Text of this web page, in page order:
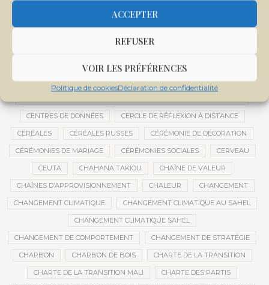
ACCEPTER
REFUSER
VOIR LES PRÉFÉRENCES
Politique de cookiesDéclaration de confidentialité
CENTRALE SOLAIRE DE SANANKOROBA
CENTRE D'INTELLIGENCE ARTIFICIELLE
CENTRE DE SANTÉ COMMUNAUTAIRE
CENTRE INTERNATIONAL DE CONFÉRENCES DE BAMAKO
CENTRE MALI
CENTRES DE DONNÉES CERCLE DE RÉFLEXION À DISTANCE
CÉRÉALES CÉRÉALES RUSSES CÉRÉMONIE DE DÉCORATION
CÉRÉMONIES DE MARIAGE CÉRÉMONIES SOCIALES CERVEAU
CEUTA CHAHANA TAKIOU CHAÎNE DE VALEUR
CHAÎNES D’APPROVISIONNEMENT CHALEUR CHANGEMENT
CHANGEMENT CLIMATIQUE CHANGEMENT CLIMATIQUE AU SAHEL
CHANGEMENT CLIMATIQUE SAHEL
CHANGEMENT DE COMPORTEMENT CHANGEMENT DE STRATÉGIE
CHARBON CHARBON DE BOIS CHARTE DE LA TRANSITION
CHARTE DE LA TRANSITION MALI CHARTE DES PARTIS